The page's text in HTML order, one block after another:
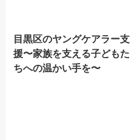
目黒区のヤングケアラー支
援〜家族を支える子どもた
ちへの温かい手を〜